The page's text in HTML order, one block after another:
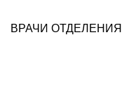
ВРАЧИ ОТДЕЛЕНИЯ